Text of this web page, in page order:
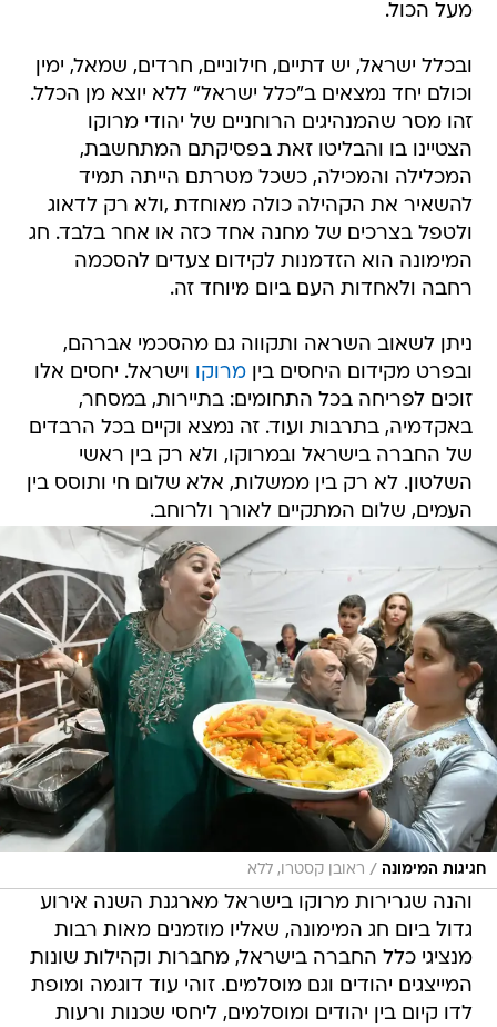
מעל הכול.
ובכלל ישראל, יש דתיים, חילוניים, חרדים, שמאל, ימין
וכולם יחד נמצאים ב"כלל ישראל" ללא יוצא מן הכלל.
זהו מסר שהמנהיגים הרוחניים של יהודי מרוקו
הצטיינו בו והבליטו זאת בפסיקתם המתחשבת,
המכלילה והמכילה, כשכל מטרתם הייתה תמיד
להשאיר את הקהילה כולה מאוחדת ,ולא רק לדאוג
ולטפל בצרכים של מחנה אחד כזה או אחר בלבד. חג
המימונה הוא הזדמנות לקידום צעדים להסכמה
רחבה ולאחדות העם ביום מיוחד זה.
ניתן לשאוב השראה ותקווה גם מהסכמי אברהם,
ובפרט מקידום היחסים ביןמרוקו וישראל. יחסים אלו
זוכים לפריחה בכל התחומים: בתיירות, במסחר,
באקדמיה, בתרבות ועוד. זה נמצא וקיים בכל הרבדים
של החברה בישראל ובמרוקו, ולא רק בין ראשי
השלטון. לא רק בין ממשלות, אלא שלום חי ותוסס בין
העמים, שלום המתקיים לאורך ולרוחב.
חגיגות המימונה / ראובן קסטרו, ללא
והנה שגרירות מרוקו בישראל מארגנת השנה אירוע
גדול ביום חג המימונה, שאליו מוזמנים מאות רבות
מנציגי כלל החברה בישראל, מחברות וקהילות שונות
המייצגים יהודים וגם מוסלמים. זוהי עוד דוגמה ומופת
לדו קיום בין יהודים ומוסלמים, ליחסי שכנות ורעות